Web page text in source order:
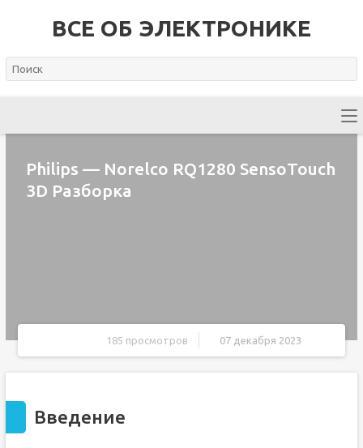
ВСЕ ОБ ЭЛЕКТРОНИКЕ
Philips — Norelco RQ1280 SensoTouch
3D Разборка
185 просмотров 07 декабря 2023
Введение